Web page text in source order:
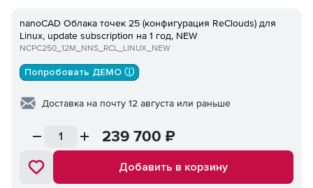
nanoCAD Облака точек 25 (конфигурация ReClouds) для
Linux, update subscription на 1 год, NEW
NCPC250_12M_NNS_RCL_LINUX_NEW
Попробовать ДЕМО ⓘ
Доставка на почту 12 августа или раньше
239 700 ₽
Добавить в корзину